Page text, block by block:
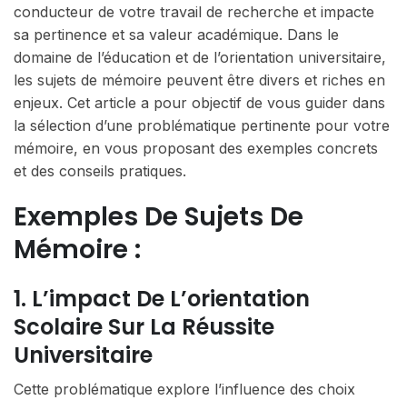
conducteur de votre travail de recherche et impacte
sa pertinence et sa valeur académique. Dans le
domaine de l’éducation et de l’orientation universitaire,
les sujets de mémoire peuvent être divers et riches en
enjeux. Cet article a pour objectif de vous guider dans
la sélection d’une problématique pertinente pour votre
mémoire, en vous proposant des exemples concrets
et des conseils pratiques.
Exemples De Sujets De
Mémoire :
1. L’impact De L’orientation
Scolaire Sur La Réussite
Universitaire
Cette problématique explore l’influence des choix